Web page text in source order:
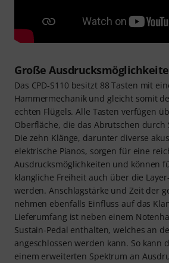
Große
Das CPD-S110 besitzt 88 Tasten mit
Hammermechanik und gleicht somit
echten Flügels. Alle Tasten verfügen
Oberfläche, die das Abrutschen durch
Die zehn Klänge, darunter diverse
elektrische Pianos, sorgen für eine
Ausdrucksmöglichkeiten und können
klangliche Freiheit auch über die
werden. Anschlagstärke und Zeit der
nehmen ebenfalls Einfluss auf das
Lieferumfang ist neben einem
Sustain-Pedal enthalten, welches an
angeschlossen werden kann. So kann
einem erweiterten Spektrum an